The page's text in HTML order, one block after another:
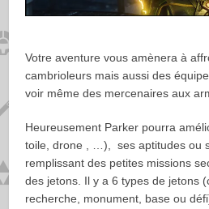
Votre aventure vous amènera à
cambrioleurs mais aussi des
voir même des mercenaires aux
Heureusement Parker pourra
toile, drone , …), ses aptitudes ou
remplissant des petites missions
des jetons. Il y a 6 types de jetons
recherche, monument, base ou